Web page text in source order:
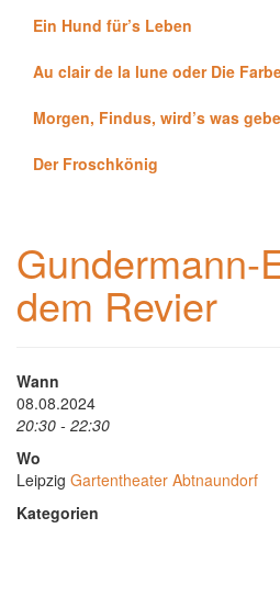
Ein Hund für’s Leben
Au clair de la lune oder Die
Morgen, Findus, wird’s was
Der Froschkönig
Gundermann-
dem Revier
Wann
08.08.2024
20:30 - 22:30
Wo
Leipzig Gartentheater Abtnaundorf
Kategorien